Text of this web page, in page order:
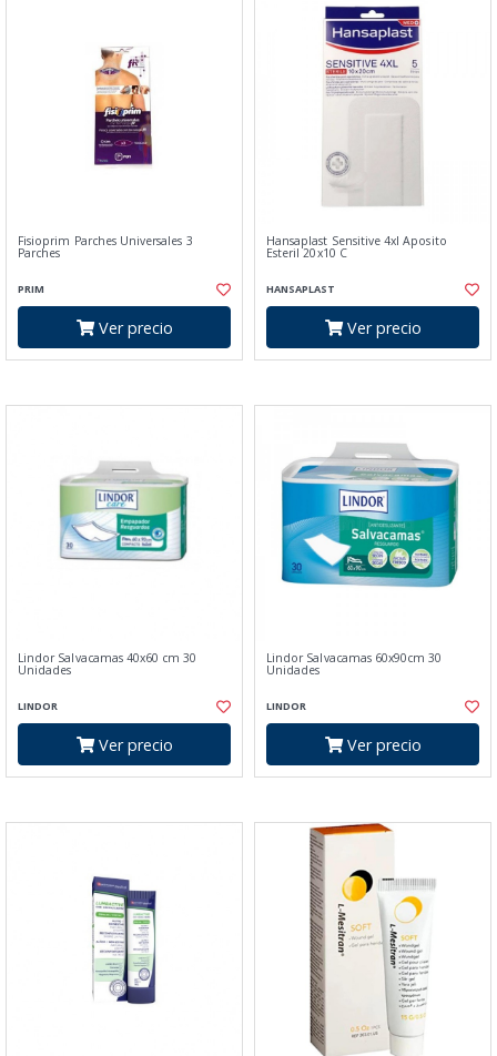
Fisioprim Parches Universales 3
Parches
PRIM
Ver precio
Hansaplast Sensitive 4xl Aposito
Esteril 20x10 C
HANSAPLAST
Ver precio
Lindor Salvacamas 40x60 cm 30
Unidades
LINDOR
Ver precio
Lindor Salvacamas 60x90cm 30
Unidades
LINDOR
Ver precio